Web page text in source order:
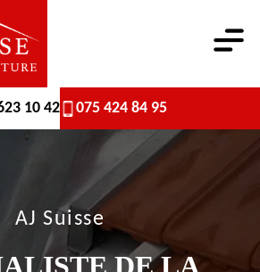
10 42 075 424 84 95
AJ Suisse
DE LA